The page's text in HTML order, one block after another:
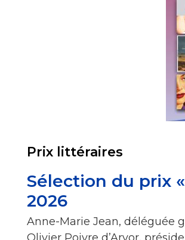
Prix littéraires
Sélection du prix
2026
Anne-Marie Jean, déléguée